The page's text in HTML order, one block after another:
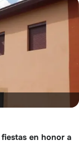
fiestas en honor a